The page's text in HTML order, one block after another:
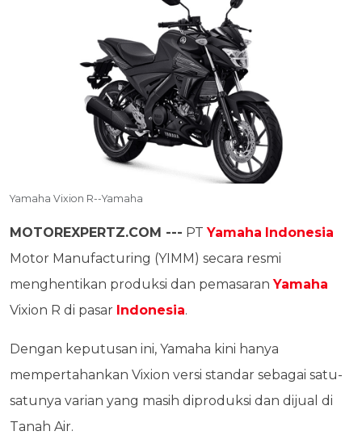
Yamaha Vixion R--Yamaha
MOTOREXPERTZ.COM --- PTYamaha Indonesia
Motor Manufacturing (YIMM) secara resmi
menghentikan produksi dan pemasaranYamaha
Vixion R di pasar Indonesia.
Dengan keputusan ini, Yamaha kini hanya
mempertahankan Vixion versi standar sebagai satu-
satunya varian yang masih diproduksi dan dijual di
Tanah Air.